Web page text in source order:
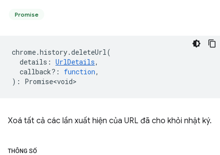
Promise
chrome.history.deleteUrl(
details : UrlDetails,
callback? : function,
) : Promise<void>
Xoá tất cả các lần xuất hiện của URL đã cho khỏi nhật ký.
THÔNG SỐ